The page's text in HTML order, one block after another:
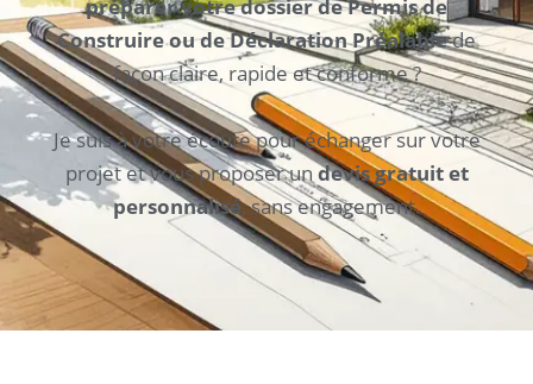
préparer votre dossier de Permis de
Construire ou de Déclaration Préalablede
façon claire, rapide et conforme ?
Je suis à votre écoute pour échanger sur votre
projet et vous proposer undevis gratuit et
personnalisé, sans engagement.